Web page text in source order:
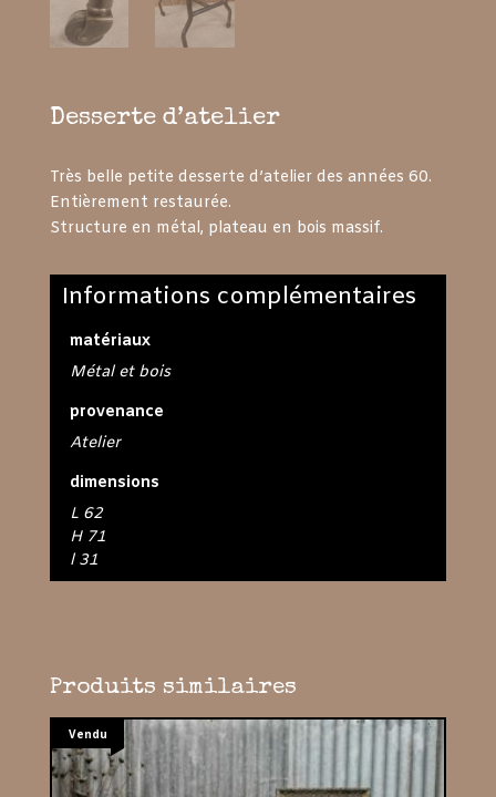
Desserte d’atelier
Très belle petite desserte d’atelier des années 60.
Entièrement restaurée.
Structure en métal, plateau en bois massif.
Informations complémentaires
matériaux
Métal et bois
provenance
Atelier
dimensions
L 62
H 71
l 31
Produits similaires
Vendu